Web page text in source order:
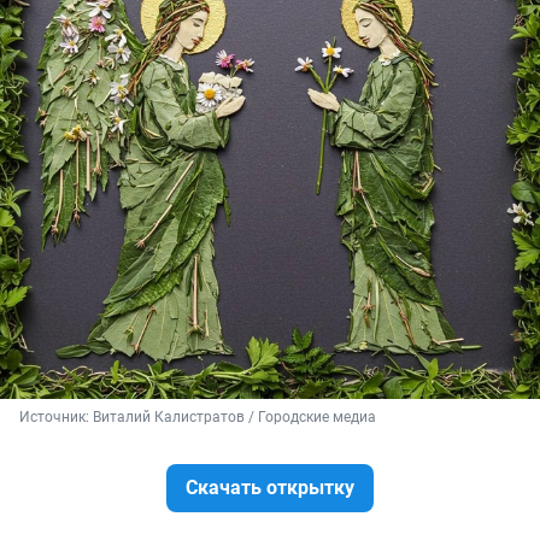
Источник: Виталий Калистратов / Городские медиа
Скачать открытку